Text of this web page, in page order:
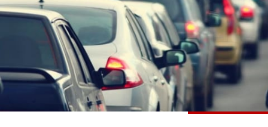
منوعات رياضة
كأس العالم
جدول البرامج